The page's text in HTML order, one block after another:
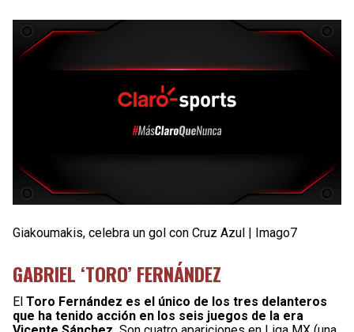
Giakoumakis, celebra un gol con Cruz Azul | Imago7
GABRIEL ‘TORO’ FERNÁNDEZ
El Toro Fernández es el único de los tres delanteros
que ha tenido acción en los seis juegos de la era